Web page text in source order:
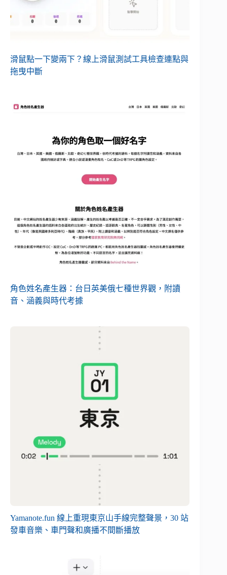
滑鼠點一下變兩下？線上滑鼠測試工具檢查連點與
拖曳中斷
角色姓名產生器：台日英美俄七種世界觀，附讀
音、涵義與時代考據
Yamanote.fun 線上重現東京山手線完整聲景，30 站
發車音樂、車門聲和廣播不間斷播放